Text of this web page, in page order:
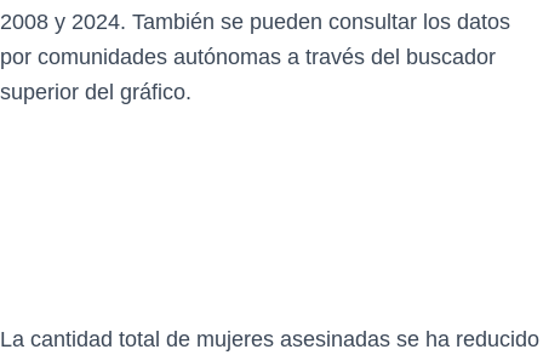
2008 y 2024. También se pueden consultar los datos
por comunidades autónomas a través del buscador
superior del gráfico.
La cantidad total de mujeres asesinadas se ha reducido